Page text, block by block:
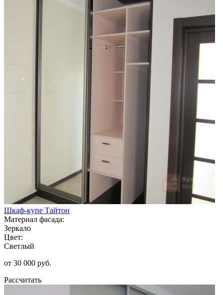
Шкаф-купе Тайтон
Материал фасада:
Зеркало
Цвет:
Светлый
от 30 000 руб.
Рассчитать